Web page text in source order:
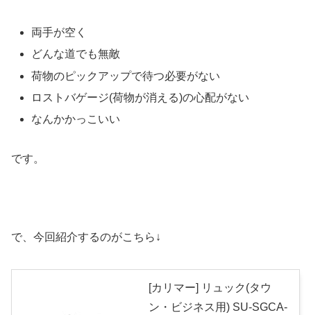
両手が空く
どんな道でも無敵
荷物のピックアップで待つ必要がない
ロストバゲージ(荷物が消える)の心配がない
なんかかっこいい
です。
で、今回紹介するのがこちら↓
[カリマー] リュック(タウ
ン・ビジネス用) SU-SGCA-